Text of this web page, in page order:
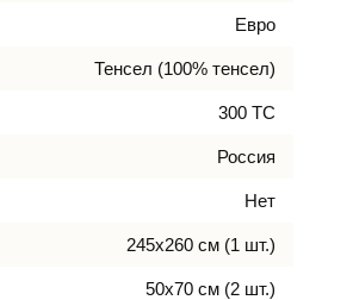
Евро
Тенсел (100% тенсел)
300 ТС
Россия
Нет
245х260 см (1 шт.)
50х70 см (2 шт.)